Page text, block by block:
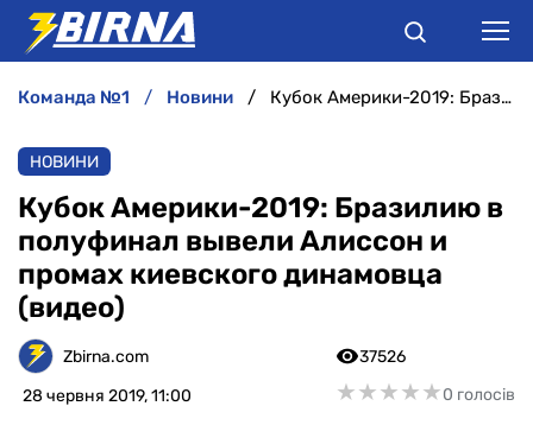
АНАЛІТИКА
ІНТЕРВ'Ю
РІЗНЕ
БУКМЕКЕРИ
команда №1 новини Кубок Америки-2019: Бразилию в полуфинал вывели Алиссон и промах киевского динамовца (видео)
НОВИНИ
Кубок Америки-2019: Бразилию в
полуфинал вывели Алиссон и
промах киевского динамовца
(видео)
Zbirna.com
28 червня 2019, 11:00
37526
★★★★★
★★★★★0 голосів